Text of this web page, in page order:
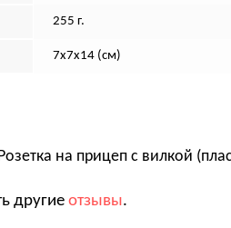
255 г.
7х7х14 (см)
Розетка на прицеп с вилкой
другие отзывы.